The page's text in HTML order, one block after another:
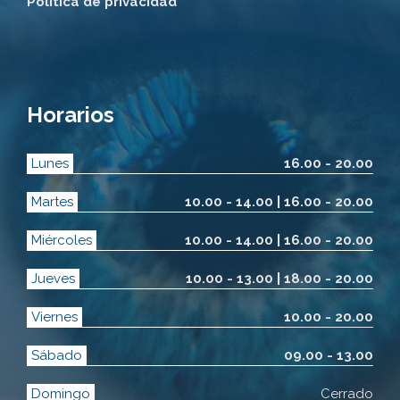
Horarios
Lunes 16.00 - 20.00
Martes 10.00 - 14.00 | 16.00 - 20.00
Miércoles 10.00 - 14.00 | 16.00 - 20.00
Jueves 10.00 - 13.00 | 18.00 - 20.00
Viernes 10.00 - 20.00
Sábado 09.00 - 13.00
Domingo Cerrado